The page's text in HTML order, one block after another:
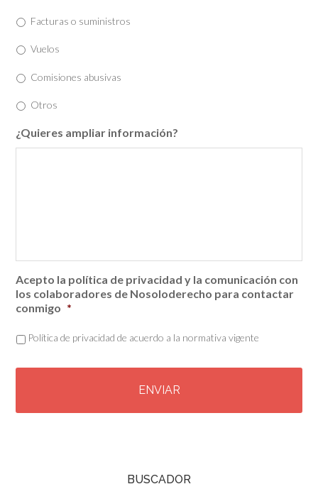
Facturas o suministros
Vuelos
Comisiones abusivas
Otros
¿Quieres ampliar información?
Acepto la política de privacidad y la comunicación con
los colaboradores de Nosoloderecho para contactar
conmigo *
Política de privacidad de acuerdo a la normativa vigente
BUSCADOR